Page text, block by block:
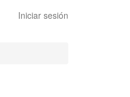
Iniciar sesión